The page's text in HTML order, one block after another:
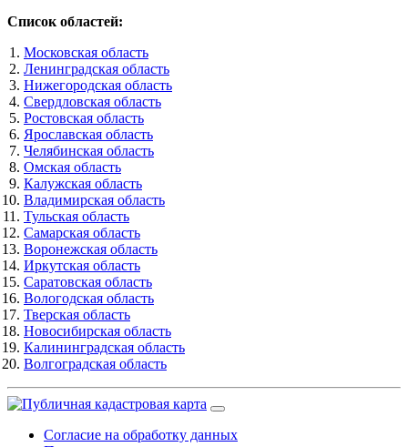
Список областей:
Московская область
Ленинградская область
Нижегородская область
Свердловская область
Ростовская область
Ярославская область
Челябинская область
Омская область
Калужская область
Владимирская область
Тульская область
Самарская область
Воронежская область
Иркутская область
Саратовская область
Вологодская область
Тверская область
Новосибирская область
Калининградская область
Волгоградская область
Согласие на обработку данных